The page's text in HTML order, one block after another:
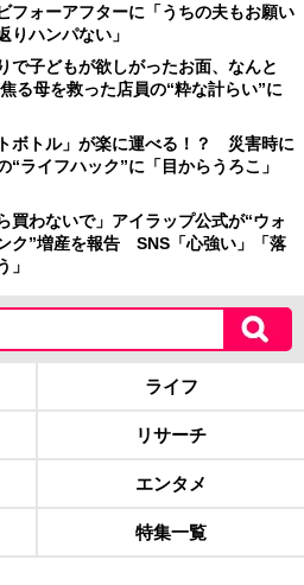
ォーアフターに「うちの夫もお願い
りハンパない」
で子どもが欲しがったお面、なんと
る母を救った店員の“粋な計らい”に
ボトル」が楽に運べる！？ 災害時に
“ライフハック”に「目からうろこ」
買わないで」アイラップ公式が“ウォ
ク”増産を報告 SNS「心強い」「落
」
ライフ
リサーチ
エンタメ
特集一覧